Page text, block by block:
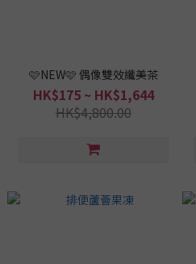
🩷NEW🩷 偶像雙效纖美茶
HK$175 ~ HK$1,644
HK$4,800.00